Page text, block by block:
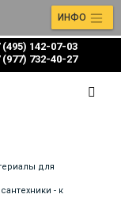
(495) 142-07-03
(977) 732-40-27
ИНФО
для
- к